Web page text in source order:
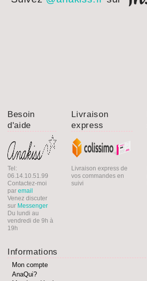
Besoin
d'aide
Tel:
06.14.10.51.99
Contactez-moi
par email
Venez discuter
sur Messenger
Du lundi au
vendredi de 9h à
19h
Livraison
express
Livraison express de
vos commandes en
suivi
Informations
Mon compte
AnaQui?